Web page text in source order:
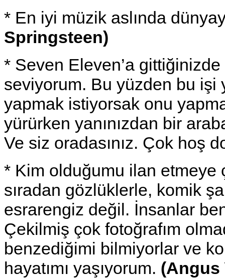
* En iyi müzik aslında
Springsteen)
* Seven Eleven’a
seviyorum. Bu yüzden bu işi
yapmak istiyorsak onu
yürürken yanınızdan bir
Ve siz oradasınız. Çok hoş
* Kim olduğumu ilan etmeye
sıradan gözlüklerle, komik
esrarengiz değil. İnsanlar
Çekilmiş çok fotoğrafım
benzediğimi bilmiyorlar ve
hayatımı yaşıyorum. (Angus